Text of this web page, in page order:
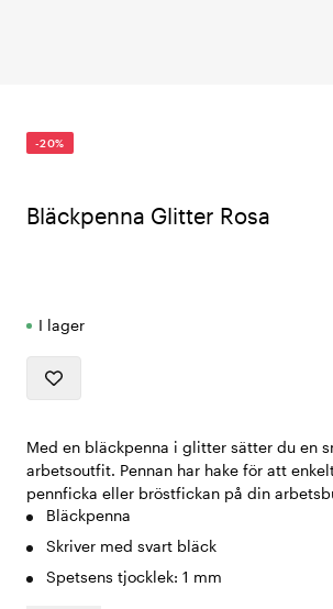
-20%
Bläckpenna Glitter Rosa
I lager
Med en bläckpenna i glitter sätter du en
arbetsoutfit. Pennan har hake för att
pennficka eller bröstfickan på din
Bläckpenna
Skriver med svart bläck
Spetsens tjocklek: 1 mm